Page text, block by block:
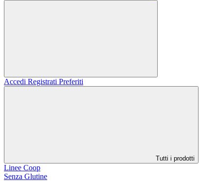
Accedi Registrati Preferiti
Tutti i prodotti
Linee Coop
Senza Glutine